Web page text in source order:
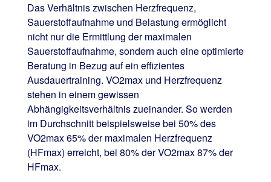
Das Verhältnis zwischen Herzfrequenz,
Sauerstoffaufnahme und Belastung ermöglicht
nicht nur die Ermittlung der maximalen
Sauerstoffaufnahme, sondern auch eine optimierte
Beratung in Bezug auf ein effizientes
Ausdauertraining. VO2max und Herzfrequenz
stehen in einem gewissen
Abhängigkeitsverhältnis zueinander. So werden
im Durchschnitt beispielsweise bei 50% des
VO2max 65% der maximalen Herzfrequenz
(HFmax) erreicht, bei 80% der VO2max 87% der
HFmax.